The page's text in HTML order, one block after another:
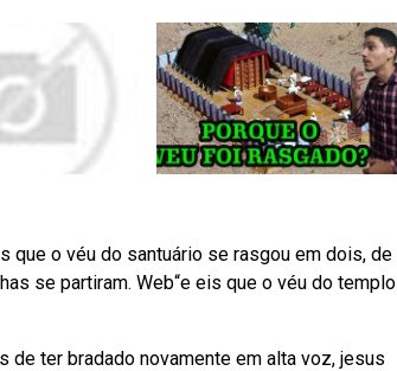
que o véu do santuário se rasgou em dois, de
se partiram. Web“e eis que o véu do templo
ter bradado novamente em alta voz, jesus